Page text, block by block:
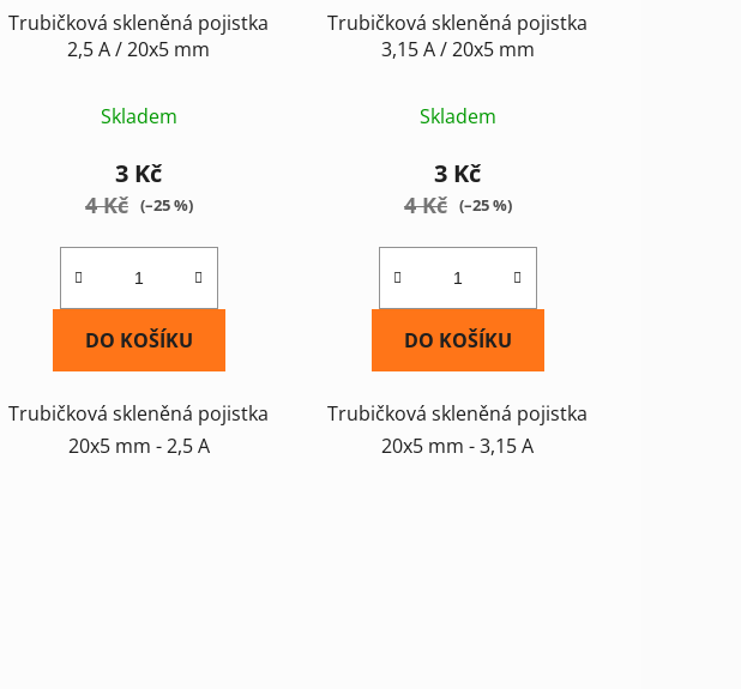
Trubičková skleněná pojistka
2,5 A / 20x5 mm
Skladem
3 Kč
4 Kč (–25 %)
DO KOŠÍKU
Trubičková skleněná pojistka
20x5 mm - 2,5 A
Trubičková skleněná pojistka
3,15 A / 20x5 mm
Skladem
3 Kč
4 Kč (–25 %)
DO KOŠÍKU
Trubičková skleněná pojistka
20x5 mm - 3,15 A